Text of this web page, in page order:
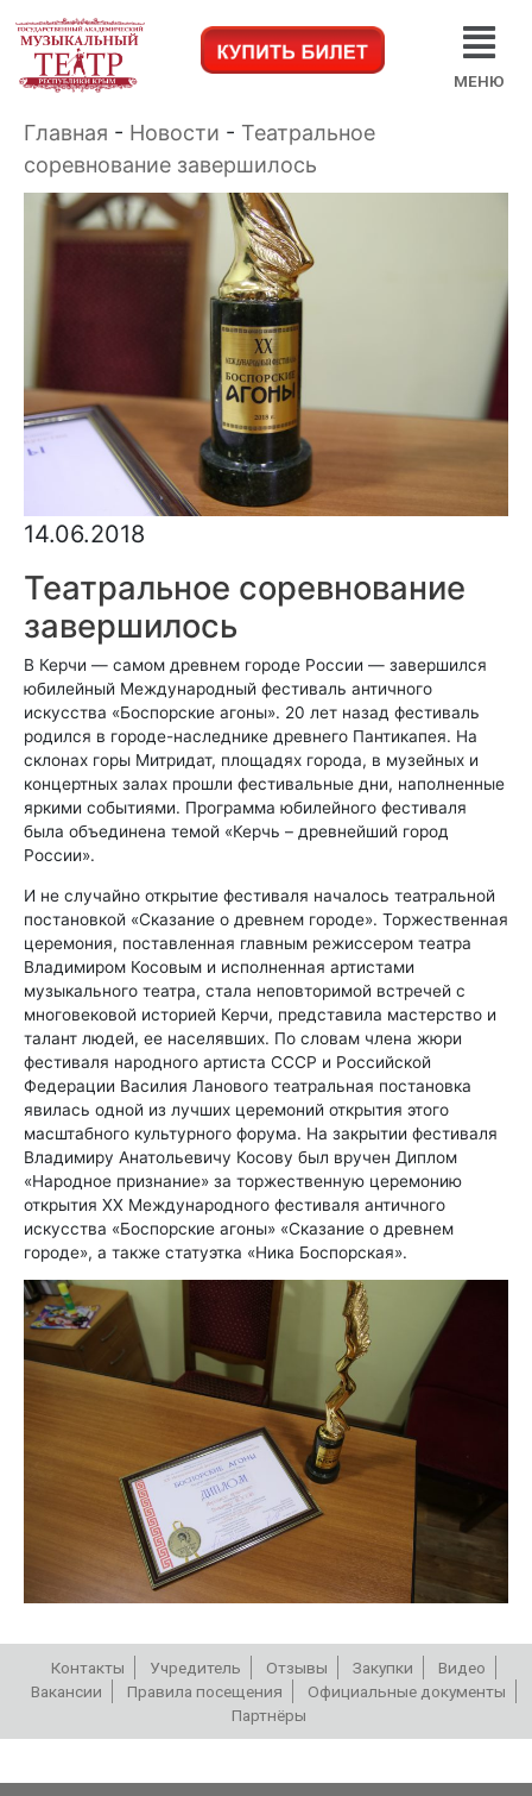
МЕНЮ
Главная - Новости - Театральное
соревнование завершилось
14.06.2018
Театральное соревнование
завершилось
В Керчи — самом древнем городе России — завершился
юбилейный Международный фестиваль античного
искусства «Боспорские агоны». 20 лет назад фестиваль
родился в городе-наследнике древнего Пантикапея. На
склонах горы Митридат, площадях города, в музейных и
концертных залах прошли фестивальные дни, наполненные
яркими событиями. Программа юбилейного фестиваля
была объединена темой «Керчь – древнейший город
России».
И не случайно открытие фестиваля началось театральной
постановкой «Сказание о древнем городе». Торжественная
церемония, поставленная главным режиссером театра
Владимиром Косовым и исполненная артистами
музыкального театра, стала неповторимой встречей с
многовековой историей Керчи, представила мастерство и
талант людей, ее населявших. По словам члена жюри
фестиваля народного артиста СССР и Российской
Федерации Василия Ланового театральная постановка
явилась одной из лучших церемоний открытия этого
масштабного культурного форума. На закрытии фестиваля
Владимиру Анатольевичу Косову был вручен Диплом
«Народное признание» за торжественную церемонию
открытия ХХ Международного фестиваля античного
искусства «Боспорские агоны» «Сказание о древнем
городе», а также статуэтка «Ника Боспорская».
Контакты Учредитель Отзывы Закупки
Видео
Вакансии
Правила посещения
Официальные документы
Партнёры